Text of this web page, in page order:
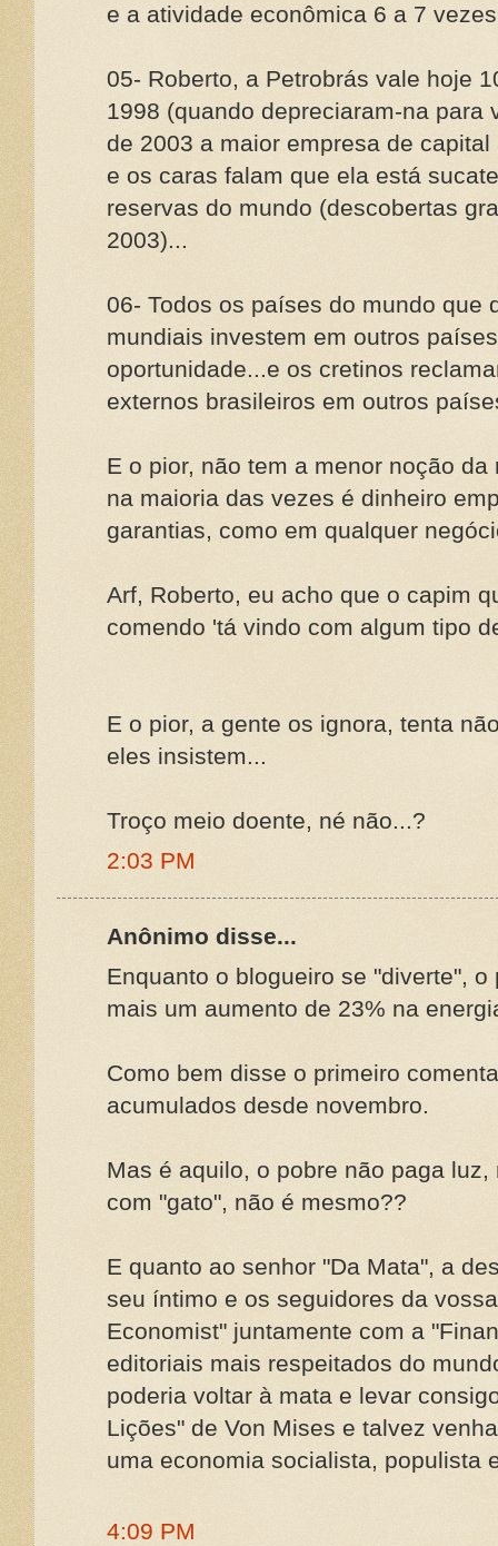
e a atividade econômica 6 a 7
05- Roberto, a Petrobrás vale hoje
1998 (quando depreciaram-na para
de 2003 a maior empresa de
e os caras falam que ela está
reservas do mundo (descobertas
2003)...
06- Todos os países do mundo que
mundiais investem em outros
oportunidade...e os cretinos
externos brasileiros em outros
E o pior, não tem a menor noção
na maioria das vezes é dinheiro
garantias, como em qualquer
Arf, Roberto, eu acho que o capim
comendo 'tá vindo com algum tipo
E o pior, a gente os ignora, tenta
eles insistem...
Troço meio doente, né não...?
2:03 PM
Anônimo disse...
Enquanto o blogueiro se "diverte",
mais um aumento de 23% na
Como bem disse o primeiro
acumulados desde novembro.
Mas é aquilo, o pobre não paga
com "gato", não é mesmo??
E quanto ao senhor "Da Mata", a
seu íntimo e os seguidores da
Economist" juntamente com a
editoriais mais respeitados do
poderia voltar à mata e levar
Lições" de Von Mises e talvez
uma economia socialista, populista
4:09 PM